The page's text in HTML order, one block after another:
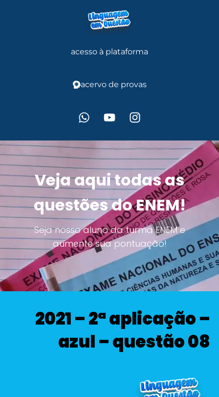
acesso à plataforma
acervo de provas
Veja aqui todas as
questões do ENEM!
Seja nosso aluno da turma ENEM e
aumente sua pontuação!
2021 – 2ª aplicação –
azul – questão 08